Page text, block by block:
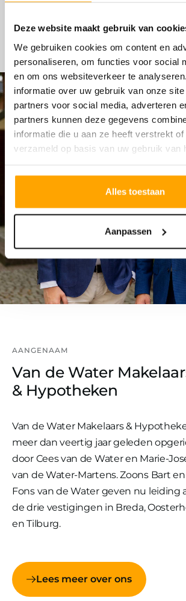
Deze website maakt gebruik van
We gebruiken cookies om content en
personaliseren, om functies voor social
en om ons websiteverkeer te
informatie over uw gebruik van onze
partners voor social media, adverteren
partners kunnen deze gegevens
informatie die u aan ze heeft verstrekt
verzameld op basis van uw gebruik van
Alles toestaan
Aanpassen
AANGENAAM
Van de Water
& Hypotheken
Van de Water Makelaars &
meer dan veertig jaar geleden
door Cees van de Water en Marie-
van de Water-Martens. Zoons Bart en
Fons van de Water geven nu leiding
de drie vestigingen in Breda,
en Tilburg.
Lees meer over ons